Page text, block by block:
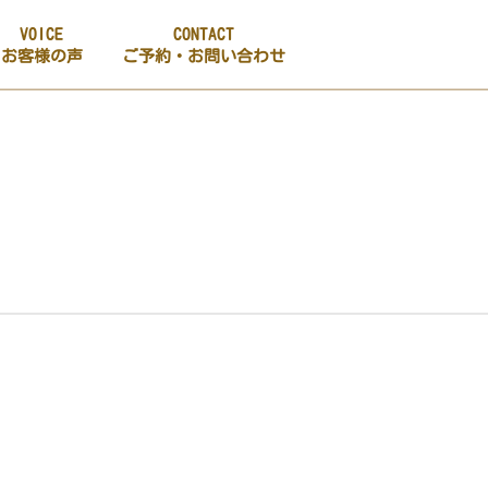
VOICE
お客様の声
CONTACT
ご予約・お問い合わせ